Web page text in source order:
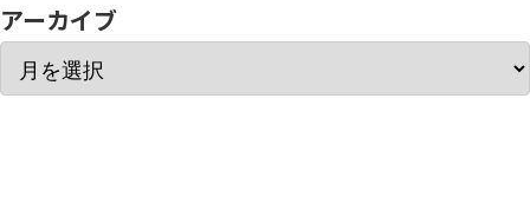
アーカイブ